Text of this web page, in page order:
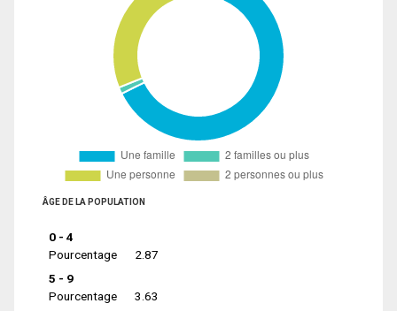
ÂGE DE LA POPULATION
0 - 4
Pourcentage
2.87
5 - 9
Pourcentage
3.63